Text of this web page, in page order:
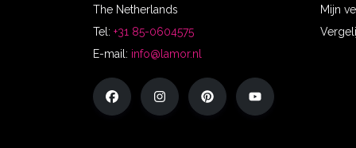
The Netherlands
Tel: +31 85-0604575
E-mail: info@lamor.nl
Mijn